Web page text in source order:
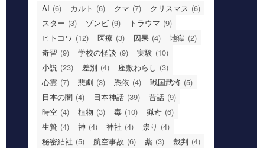
AI (6) カルト (6) クマ (7) クリスマス (6)
スター (3) ゾンビ (9) トラウマ (9)
ヒトコワ (12) 医療 (3) 因果 (4) 地獄 (2)
奇習 (9) 学校の怪談 (9) 実験 (10)
小説 (23) 差別 (4) 座敷わらし (3)
心霊 (7) 悲劇 (3) 憑依 (4) 戦国武将 (5)
日本の闇 (4) 日本神話 (39) 昔話 (9)
時空 (4) 植物 (3) 毒 (10) 猟奇 (6)
生贄 (4) 神 (4) 神社 (4) 祟り (4)
秘密結社 (5) 航空事故 (6) 薬 (3) 裁判 (4)